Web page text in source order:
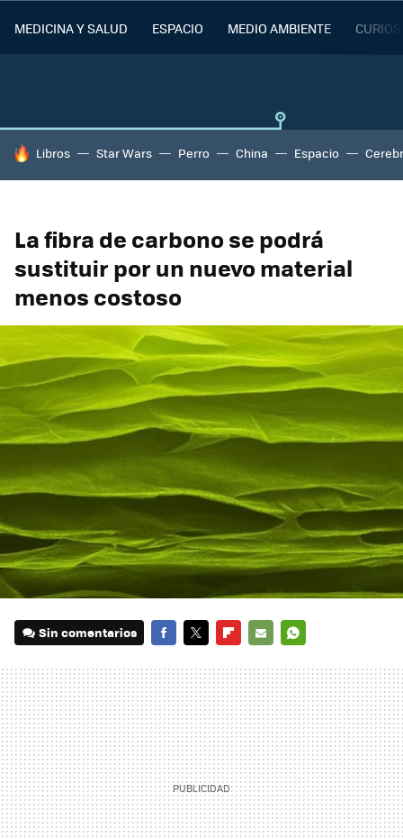
MEDICINA Y SALUD ESPACIO MEDIO AMBIENTE
HOY SE HABLA DE
Libros Star Wars Perro China Espacio
La fibra de carbono se podrá
sustituir por un nuevo material
menos costoso
Sin comentarios
MAIL